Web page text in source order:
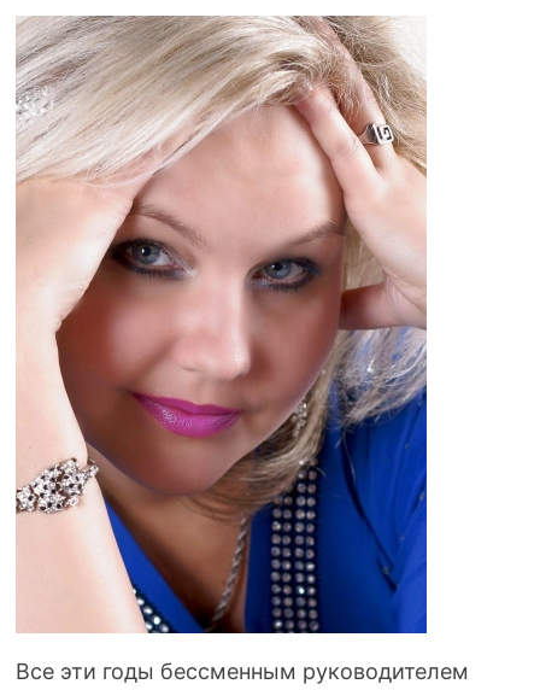
Все эти годы бессменным руководителем